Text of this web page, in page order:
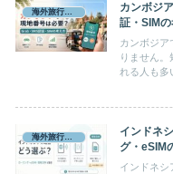
海外旅行準備
カンボジ
証・SIM
カンボジア
りません
れる人も多
インドネ
グ・eSIM
インドネシ